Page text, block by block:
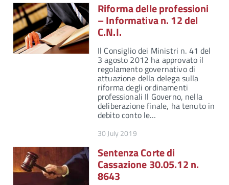
Riforma delle professioni
– Informativa n. 12 del
C.N.I.
Il Consiglio dei Ministri n. 41 del
3 agosto 2012 ha approvato il
regolamento governativo di
attuazione della delega sulla
riforma degli ordinamenti
professionali Il Governo, nella
deliberazione finale, ha tenuto in
debito conto le…
30 July 2019
Sentenza Corte di
Cassazione 30.05.12 n.
8643